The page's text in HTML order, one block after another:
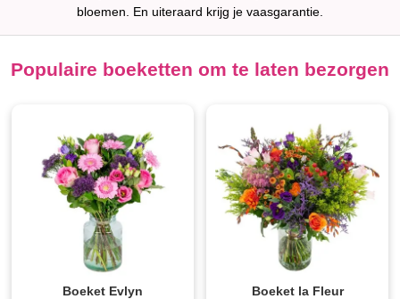
bloemen. En uiteraard krijg je vaasgarantie.
Populaire boeketten om te laten bezorgen
Boeket Evlyn Boeket la Fleur